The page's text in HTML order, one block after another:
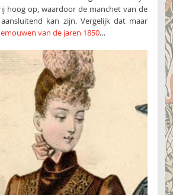
hoog op, waardoor de manchet van de
kan zijn. Vergelijk dat maar
van de jaren 1850…